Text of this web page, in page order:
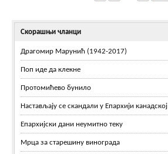
Скорашњи чланци
Драгомир Марунић (1942-2017)
Поп иде да клекне
Протомићево бунило
Настављају се скандали у Епархији канадској
Епархијски дани неумитно теку
Мрца за старешину винограда